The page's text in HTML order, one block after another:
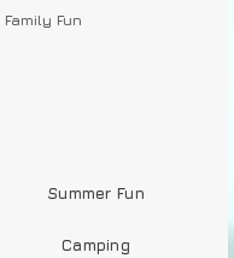
Family Fun
Summer Fun
Camping